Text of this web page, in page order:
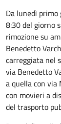
Da lunedì
8:30 del giorno
rimozione su
Benedetto
carreggiata nel
via Benedetto
a quella con via
con movieri a
del trasporto